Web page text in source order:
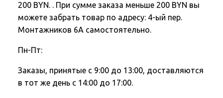
200 BYN. . При сумме заказа меньше 200 BYN вы
можете забрать товар по адресу: 4-ый пер.
Монтажников 6А самостоятельно.
Пн-Пт:
Заказы, принятые с 9:00 до 13:00, доставляются
в тот же день с 14:00 до 17:00.